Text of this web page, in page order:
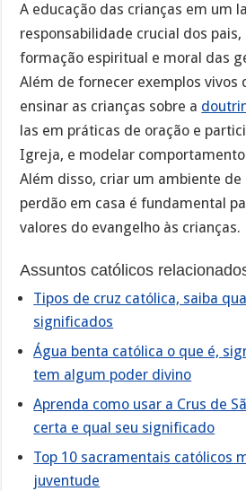
A educação das crianças em um
responsabilidade crucial dos pais,
formação espiritual e moral das
Além de fornecer exemplos vivos
ensinar as crianças sobre a
las em práticas de oração e
Igreja, e modelar
Além disso, criar um ambiente de
perdão em casa é fundamental
valores do evangelho às crianças.
Assuntos católicos
Tipos de cruz católica, saiba
significados
Água benta católica o que é,
tem algum poder divino
Aprenda como usar a Crus de
certa e qual seu significado
Top 10 sacramentais católicos
juventude